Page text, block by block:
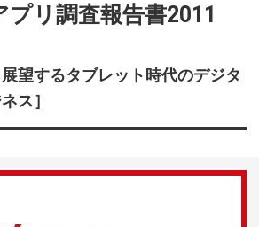
プリ調査報告書2011
展望するタブレット時代のデジタ
ス］